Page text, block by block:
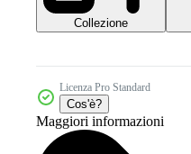
Collezione
Licenza Pro Standard
Cos'è?
Maggiori informazioni